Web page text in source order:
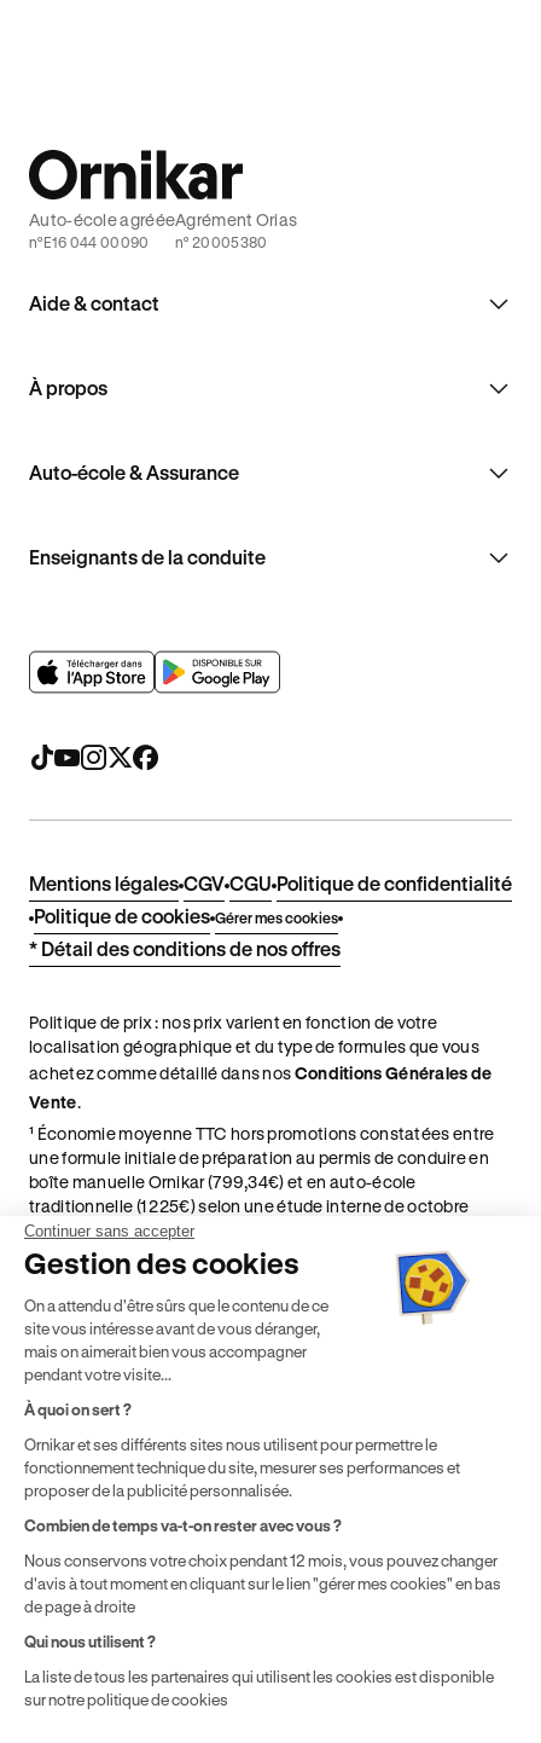
Aide & contact
À propos
Auto-école & Assurance
Enseignants de la conduite
Auto-école agréée
n°E16 044 00090
Agrément Orias
n° 20005380
Mentions légales CGV CGU Politique de confidentialité
Politique de cookies Gérer mes cookies
* Détail des conditions de nos offres
Politique de prix : nos prix varient en fonction de votre
localisation géographique et du type de formules que vous
achetez comme détaillé dans nosConditions Générales de
Vente.
¹ Économie moyenne TTC hors promotions constatées entre
une formule initiale de préparation au permis de conduire en
boîte manuelle Ornikar (799,34€) et en auto-école
traditionnelle (1 225€) selon une étude interne de octobre
2024. Étude menée sur le marché des auto-écoles situées en
France métropolitaine & en outre-mer.
² Le prix de référence auquel est appliqué cette réduction
dépend de la zone géographique dans laquelle vous souhaitez
effectuer vos heures de conduite conformément à l'Article 6
de nos Conditions Générales de Vente
⁵ Montant du financement CPF variable selon les droits acquis
par chaque bénéficiaire. Exemple donné pour un titulaire
disposant de 500 € de droits CPF. Le reste à charge dépend du
solde disponible sur le Compte Personnel de Formation et du
prix de la formation choisie.
Continuer sans accepter
Gestion des cookies
On a attendu d'être sûrs que le contenu de ce
site vous intéresse avant de vous déranger,
mais on aimerait bien vous accompagner
pendant votre visite...
À quoi on sert ?
Ornikar et ses différents sites nous utilisent pour permettre le
fonctionnement technique du site, mesurer ses performances et
proposer de la publicité personnalisée.
Combien de temps va-t-on rester avec vous ?
Nous conservons votre choix pendant 12 mois, vous pouvez changer
d'avis à tout moment en cliquant sur le lien "gérer mes cookies" en bas
de page à droite
Qui nous utilisent ?
La liste de tous les partenaires qui utilisent les cookies est disponible
sur notre politique de cookies